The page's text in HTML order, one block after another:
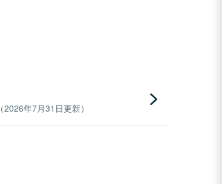
年7月31日更新）